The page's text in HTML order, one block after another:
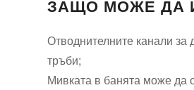
ЗАЩО МОЖЕ ДА
Отводнителните канали
тръби;
Мивката в банята може да